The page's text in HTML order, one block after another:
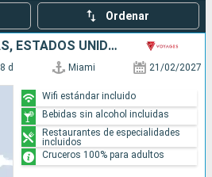
Ordenar
JAMAICA, BAHAMAS, ESTADOS UNIDOS
8 d Miami 21/02/2027
Wifi estándar incluido
Bebidas sin alcohol incluidas
Restaurantes de especialidades
incluidos
Cruceros 100% para adultos